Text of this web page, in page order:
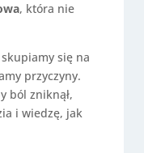
, która nie
się na
przyczyny.
ból zniknął,
i wiedzę, jak